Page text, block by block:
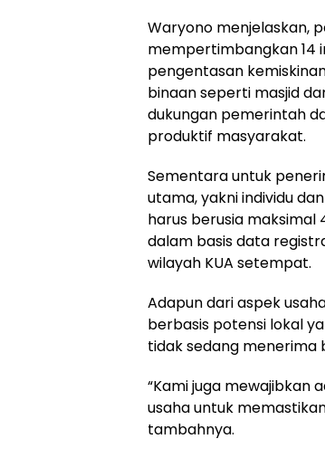
Waryono menjelaskan,
mempertimbangkan 14
pengentasan
binaan seperti masjid
dukungan pemerintah
produktif masyarakat.
Sementara untuk
utama, yakni individu
harus berusia maksimal
dalam basis data
wilayah KUA setempat.
Adapun dari aspek
berbasis potensi lokal
tidak sedang menerima
“Kami juga mewajibkan
usaha untuk
tambahnya.